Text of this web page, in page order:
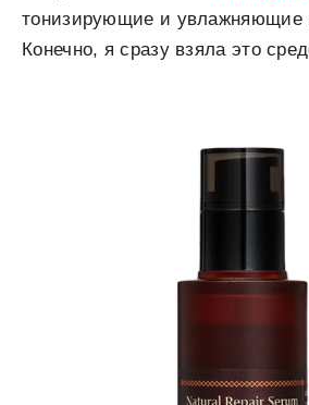
тонизирующие и увлажняющие
Конечно, я сразу взяла это